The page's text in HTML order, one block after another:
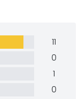
11
0
1
0